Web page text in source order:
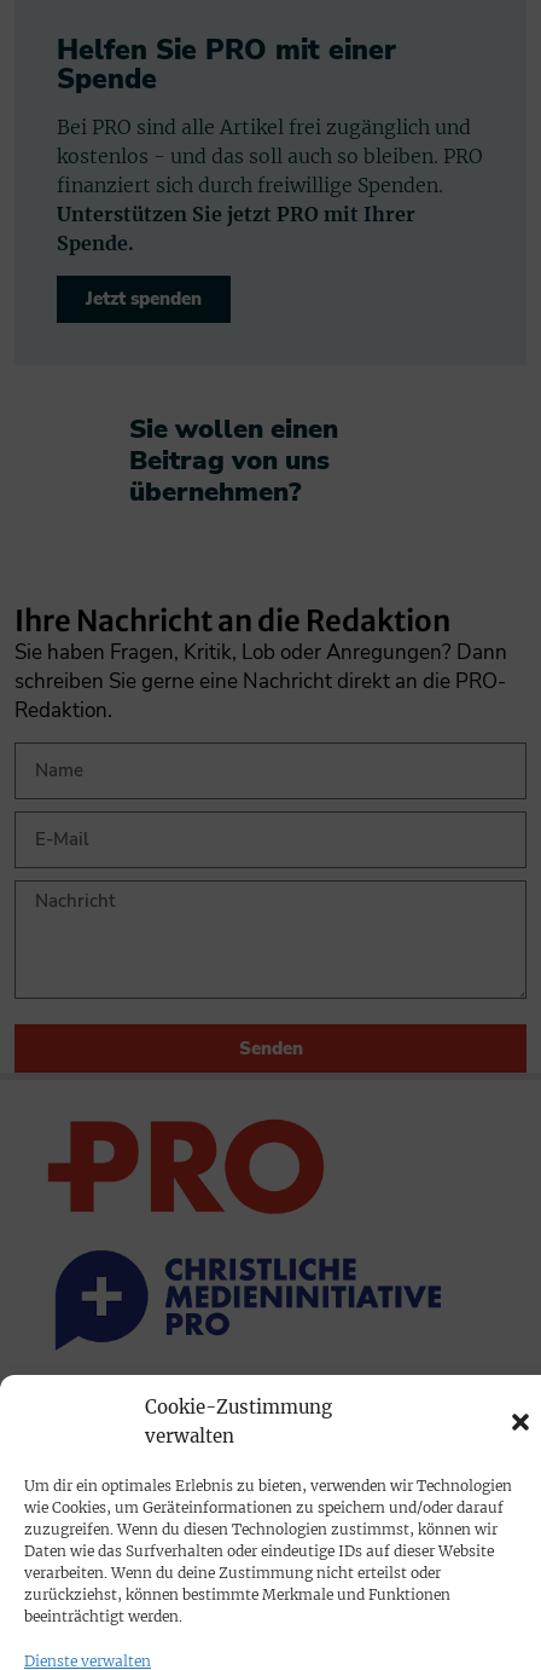
Cookie-Zustimmung
verwalten
Um dir ein optimales Erlebnis zu bieten, verwenden wir Technologien
wie Cookies, um Geräteinformationen zu speichern und/oder darauf
zuzugreifen. Wenn du diesen Technologien zustimmst, können wir
Daten wie das Surfverhalten oder eindeutige IDs auf dieser Website
verarbeiten. Wenn du deine Zustimmung nicht erteilst oder
zurückziehst, können bestimmte Merkmale und Funktionen
beeinträchtigt werden.
Dienste verwalten
Helfen Sie PRO mit einer
Spende
Bei PRO sind alle Artikel frei zugänglich und
kostenlos - und das soll auch so bleiben. PRO
finanziert sich durch freiwillige Spenden.
Unterstützen Sie jetzt PRO mit Ihrer
Spende.
Jetzt spenden
Sie wollen einen
Beitrag von uns
übernehmen?​
Ihre Nachricht an die Redaktion
Sie haben Fragen, Kritik, Lob oder Anregungen? Dann
schreiben Sie gerne eine Nachricht direkt an die PRO-
Redaktion.
Senden
PRINTAUSGABE
Mediadaten
PROKOMPAKT
Impressum
SPENDEN